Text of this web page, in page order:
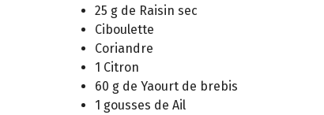
25 g de Raisin sec
Ciboulette
Coriandre
1 Citron
60 g de Yaourt de brebis
1 gousses de Ail